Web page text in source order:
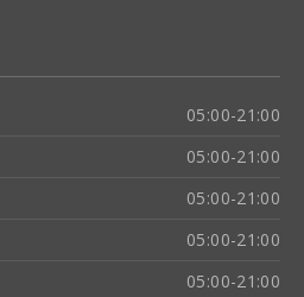
05:00-21:00
05:00-21:00
05:00-21:00
05:00-21:00
05:00-21:00